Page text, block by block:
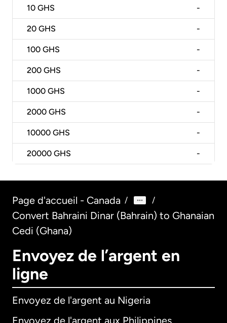
10 GHS -
20 GHS -
100 GHS -
200 GHS -
1000 GHS -
2000 GHS -
10000 GHS -
20000 GHS -
Page d'accueil - Canada / /
Convert Bahraini Dinar (Bahrain) to Ghanaian
Cedi (Ghana)
Envoyez de l’argent en
ligne
Envoyez de l'argent au Nigeria